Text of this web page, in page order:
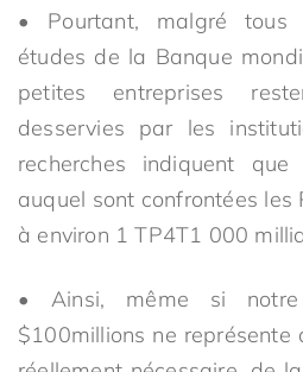
• Pourtant, malgré tous
études de la Banque
petites entreprises
desservies par les
recherches indiquent
auquel sont confrontées les
à environ 1 TP4T1 000
• Ainsi, même si notre
$100millions ne